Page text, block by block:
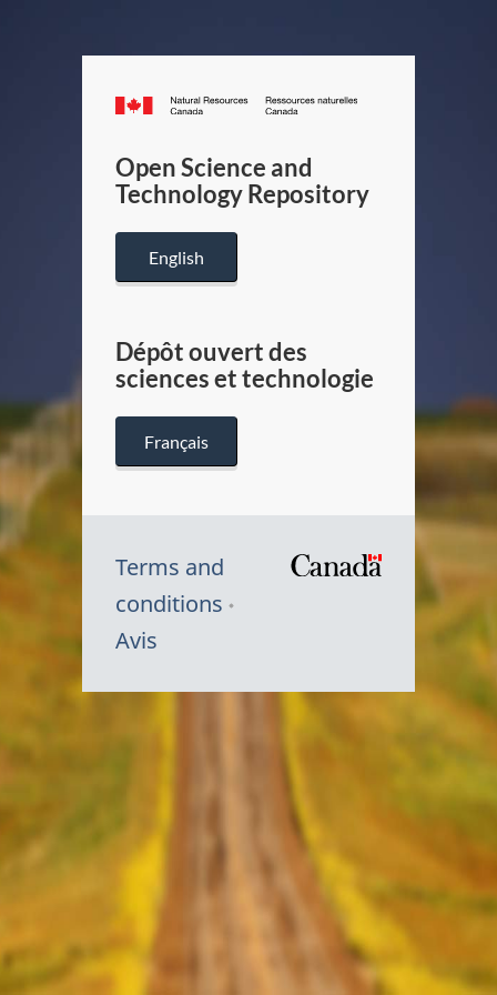
Canada.ca
/
Canada
Open Science and
Technology Repository
English
Dépôt ouvert des
sciences et technologie
Français
Terms and
conditions
Avis
Symbole
Canada